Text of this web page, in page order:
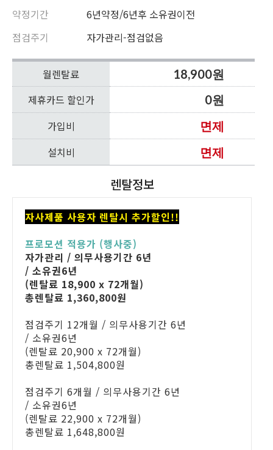
약정기간
6년약정/6년후 소유권이전
점검주기
자가관리-점검없음
월렌탈료
18,900원
제휴카드 할인가
0원
가입비
면제
설치비
면제
렌탈정보
자사제품 사용자 렌탈시 추가할인!!
프로모션 적용가 (행사중)
자가관리 / 의무사용기간 6년
/ 소유권6년
(렌탈료 18,900 x 72개월)
총렌탈료 1,360,800원
점검주기 12개월 / 의무사용기간 6년
/ 소유권6년
(렌탈료 20,900 x 72개월)
총렌탈료 1,504,800원
점검주기 6개월 / 의무사용기간 6년
/ 소유권6년
(렌탈료 22,900 x 72개월)
총렌탈료 1,648,800원